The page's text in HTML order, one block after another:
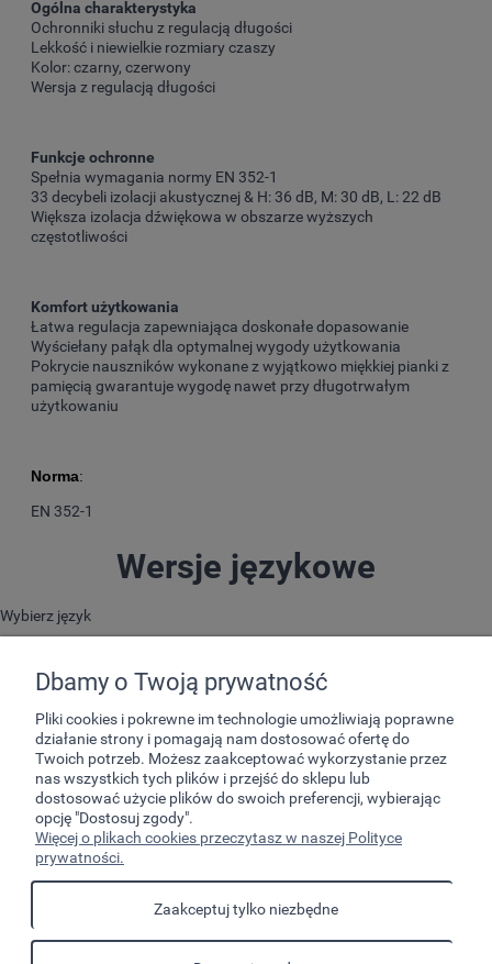
Ogólna charakterystyka
Ochronniki słuchu z regulacją długości
Lekkość i niewielkie rozmiary czaszy
Kolor: czarny, czerwony
Wersja z regulacją długości
Funkcje ochronne
Spełnia wymagania normy EN 352-1
33 decybeli izolacji akustycznej & H: 36 dB, M: 30 dB, L: 22 dB
Większa izolacja dźwiękowa w obszarze wyższych
częstotliwości
Komfort użytkowania
Łatwa regulacja zapewniająca doskonałe dopasowanie
Wyściełany pałąk dla optymalnej wygody użytkowania
Pokrycie nauszników wykonane z wyjątkowo miękkiej pianki z
pamięcią gwarantuje wygodę nawet przy długotrwałym
użytkowaniu
Norma:
EN 352-1
Wersje językowe
Wybierz język
Pomoc
Płatności i dostawa
Dbamy o Twoją prywatność
Pliki cookies i pokrewne im technologie umożliwiają poprawne
działanie strony i pomagają nam dostosować ofertę do
Twoich potrzeb. Możesz zaakceptować wykorzystanie przez
nas wszystkich tych plików i przejść do sklepu lub
dostosować użycie plików do swoich preferencji, wybierając
opcję "Dostosuj zgody".
Więcej o plikach cookies przeczytasz w naszej Polityce
prywatności.
Zaakceptuj tylko niezbędne